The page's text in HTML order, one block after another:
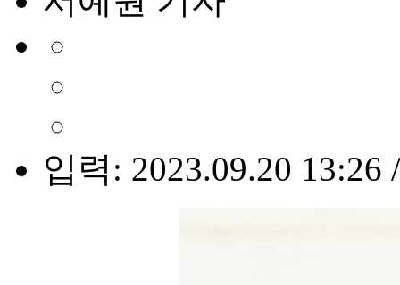
입력: 2023.09.20 13:26